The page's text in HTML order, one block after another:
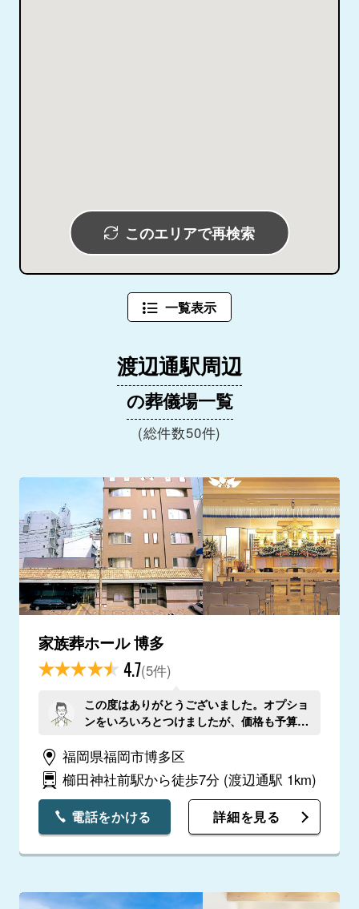
このエリアで再検索
一覧表示
渡辺通駅周辺
の葬儀場一覧
(総件数50件)
家族葬ホール 博多
4.7(5件)
この度はありがとうございました。オプショ
ンをいろいろとつけましたが、価格も予算内
福岡県福岡市博多区
櫛田神社前駅から徒歩7分 (渡辺通駅 1km)
電話をかける 詳細を見る